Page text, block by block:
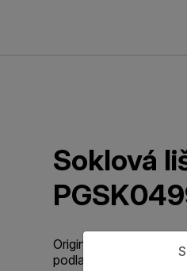
Soklová
Originálna štandardná
podlahy so špičkovou